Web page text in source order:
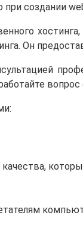
создании
Он